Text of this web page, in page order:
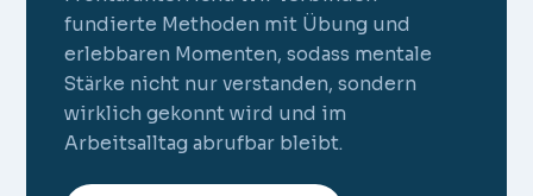
fundierte Methoden mit Übung und
erlebbaren Momenten, sodass mentale
Stärke nicht nur verstanden, sondern
wirklich gekonnt wird und im
Arbeitsalltag abrufbar bleibt.